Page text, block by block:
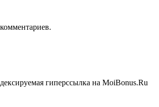
гиперссылка на MoiBonus.Ru